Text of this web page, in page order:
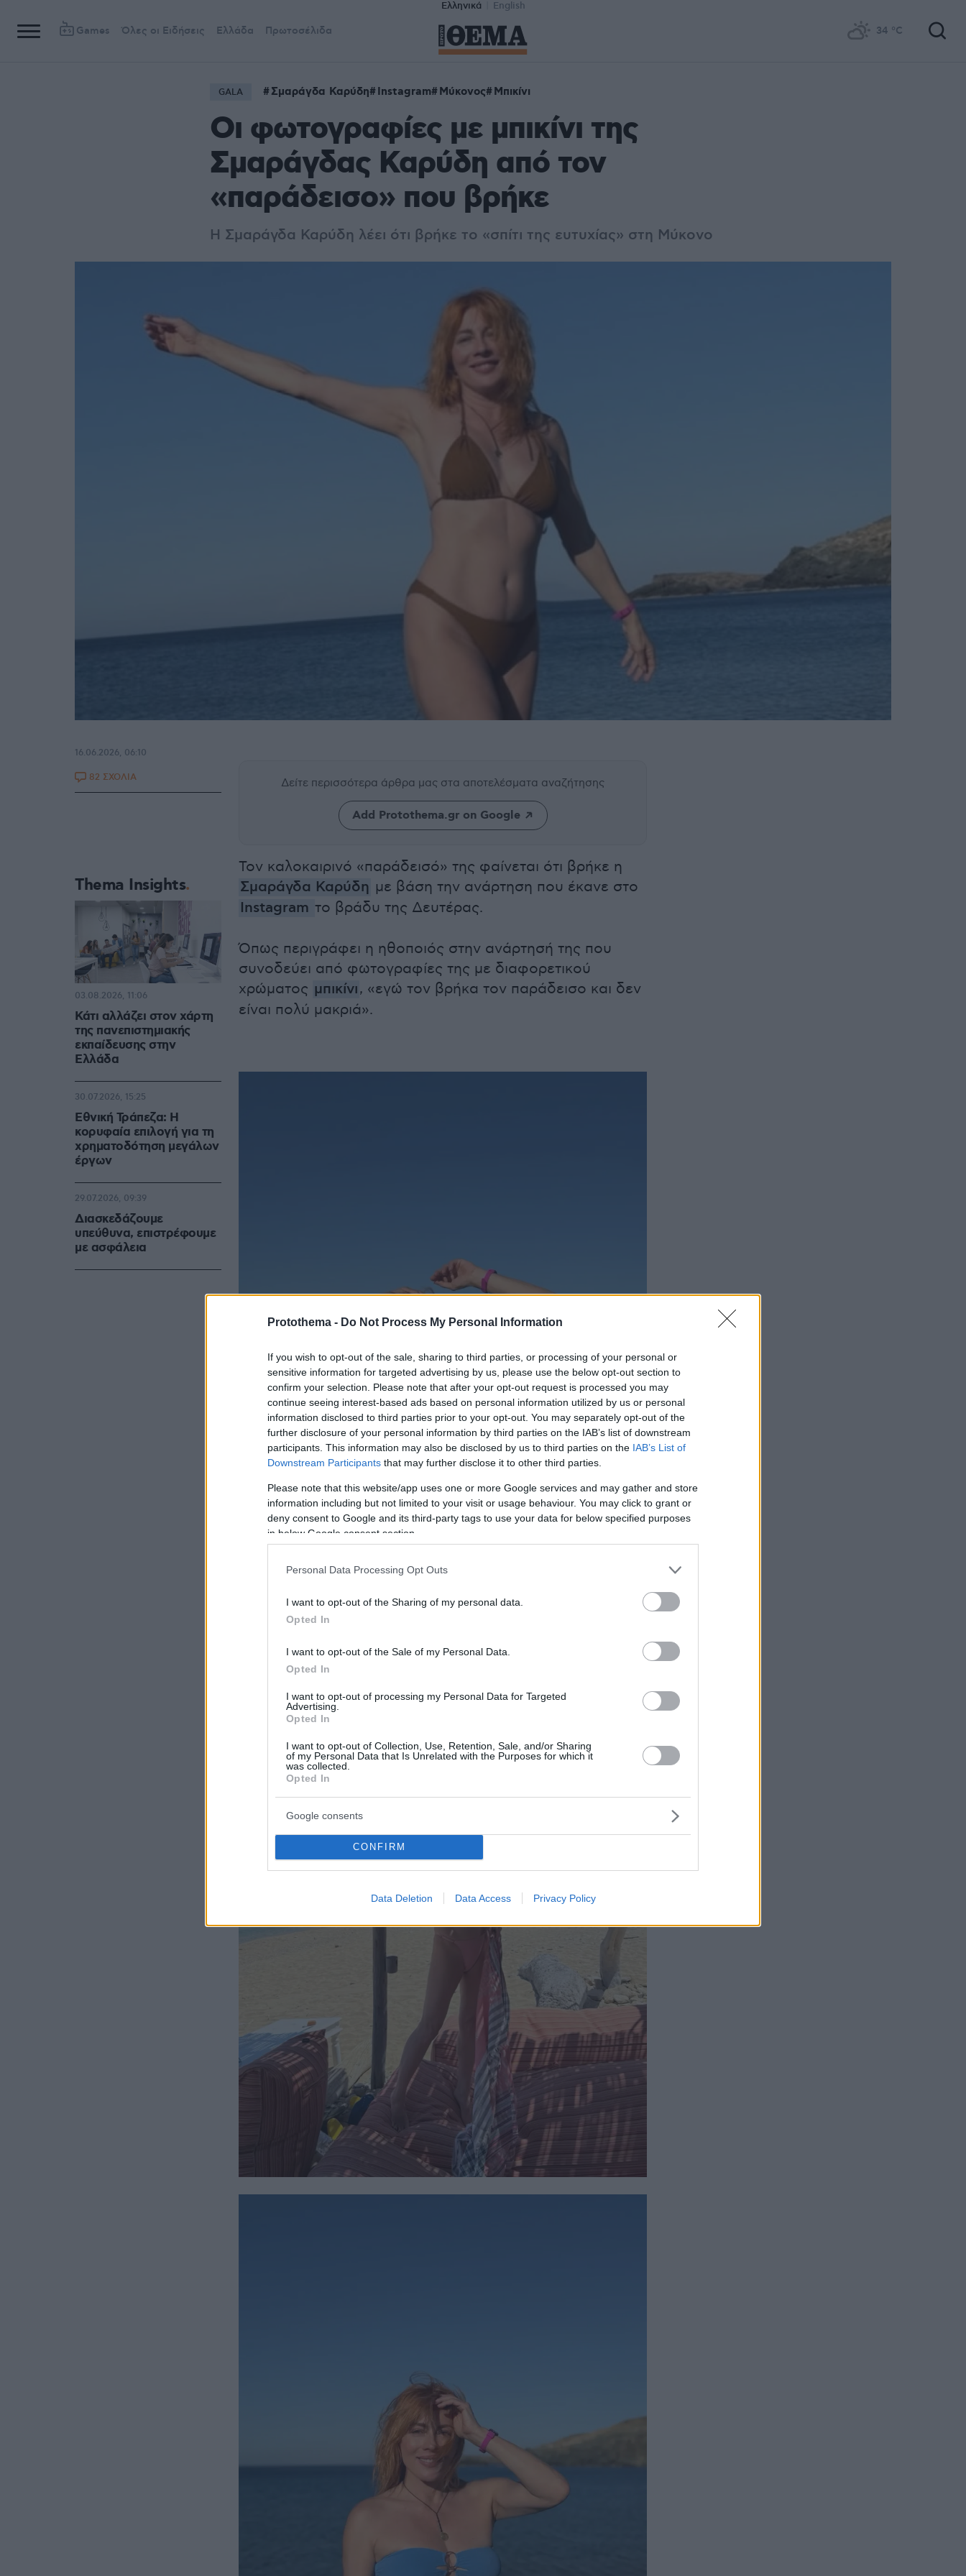
Protothema - Do Not Process My Personal Information
If you wish to opt-out of the sale, sharing to third parties, or processing of your personal or
sensitive information for targeted advertising by us, please use the below opt-out section to
confirm your selection. Please note that after your opt-out request is processed you may
continue seeing interest-based ads based on personal information utilized by us or personal
information disclosed to third parties prior to your opt-out. You may separately opt-out of the
further disclosure of your personal information by third parties on the IAB’s list of downstream
participants. This information may also be disclosed by us to third parties on the IAB’s List of
Downstream Participants that may further disclose it to other third parties.
Please note that this website/app uses one or more Google services and may gather and store
information including but not limited to your visit or usage behaviour. You may click to grant or
deny consent to Google and its third-party tags to use your data for below specified purposes
in below Google consent section.
Personal Data Processing Opt Outs
I want to opt-out of the Sharing of my personal data.
Opted In
I want to opt-out of the Sale of my Personal Data.
Opted In
I want to opt-out of processing my Personal Data for Targeted
Advertising.
Opted In
I want to opt-out of Collection, Use, Retention, Sale, and/or Sharing
of my Personal Data that Is Unrelated with the Purposes for which it
was collected.
Opted In
Google consents
CONFIRM
Data Deletion Data Access Privacy Policy
Ελληνικά English
Games Όλες οι Ειδήσεις Ελλάδα Πρωτοσέλιδα 34 °C
GALA Σμαράγδα Καρύδη Instagram Μύκονος Μπικίνι
Οι φωτογραφίες με μπικίνι της
Σμαράγδας Καρύδη από τον
«παράδεισο» που βρήκε
Η Σμαράγδα Καρύδη λέει ότι βρήκε το «σπίτι της ευτυχίας» στη Μύκονο
Δείτε περισσότερα άρθρα μας στα αποτελέσματα αναζήτησης
Add Protothema.gr on Google
Τον καλοκαιρινό «παράδεισό» της φαίνεται ότι βρήκε η
Σμαράγδα Καρύδη με βάση την ανάρτηση που έκανε στο
Instagram το βράδυ της Δευτέρας.
Όπως περιγράφει η ηθοποιός στην ανάρτησή της που
συνοδεύει από φωτογραφίες της με διαφορετικού
χρώματος μπικίνι, «εγώ τον βρήκα τον παράδεισο και δεν
είναι πολύ μακριά».
16.06.2026, 06:10
82 ΣΧΟΛΙΑ
Thema Insights
Κάτι αλλάζει στον χάρτη
της πανεπιστημιακής
εκπαίδευσης στην
Ελλάδα
03.08.2026, 11:06
Εθνική Τράπεζα: Η
κορυφαία επιλογή για τη
χρηματοδότηση μεγάλων
έργων
30.07.2026, 15:25
Διασκεδάζουμε
υπεύθυνα, επιστρέφουμε
με ασφάλεια
29.07.2026, 09:39